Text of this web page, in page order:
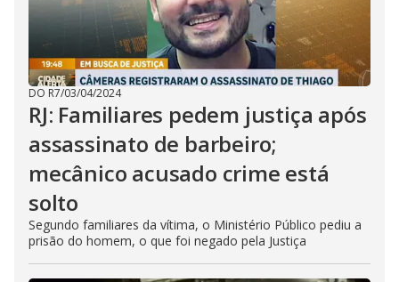
DO R7/03/04/2024
RJ: Familiares pedem justiça após
assassinato de barbeiro;
mecânico acusado crime está
solto
Segundo familiares da vítima, o Ministério Público pediu a
prisão do homem, o que foi negado pela Justiça